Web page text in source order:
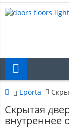
Eporta
Скрытая
внутреннее